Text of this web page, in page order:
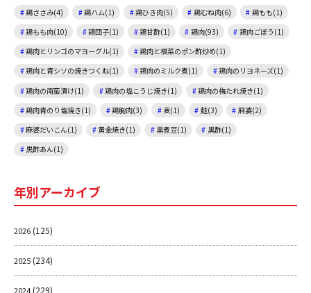
鶏ささみ(4)
鶏ハム(1) 鶏ひき肉(5) 鶏むね肉(6)
鶏もも(1)
鶏もも肉(10)
鶏団子(1) 鶏甘酢(1) 鶏肉(93)
鶏肉ごぼう(1)
鶏肉とリンゴのマヨーグル(1)
鶏肉と根菜のポン酢炒め(1)
鶏肉と青シソの焼きつくね(1)
鶏肉のミルク煮(1)
鶏肉のリヨネーズ(1)
鶏肉の南蛮漬け(1)
鶏肉の塩こうじ焼き(1)
鶏肉の梅たれ焼き(1)
鶏肉青のり塩焼き(1)
鶏胸肉(3) 麦(1) 麩(3)
麻婆(2)
麻婆だいこん(1)
黄金焼き(1) 黒煮豆(1)
黒酢(1)
黒酢あん(1)
年別アーカイブ
2026(125)
2025(234)
2024(229)